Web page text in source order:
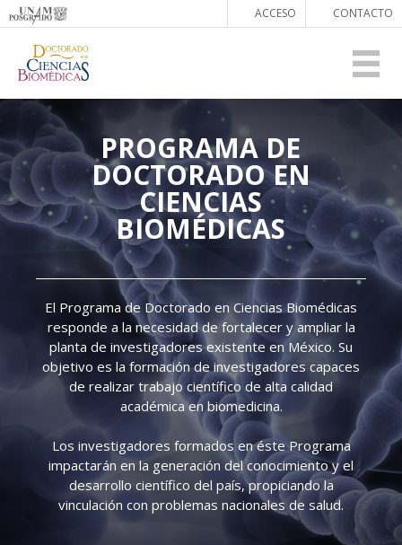
ACCESO CONTACTO
PROGRAMA DE
DOCTORADO EN
CIENCIAS
BIOMÉDICAS
El Programa de Doctorado en Ciencias Biomédicas
responde a la necesidad de fortalecer y ampliar la
planta de investigadores existente en México. Su
objetivo es la formación de investigadores capaces
de realizar trabajo científico de alta calidad
académica en biomedicina.
Los investigadores formados en éste Programa
impactarán en la generación del conocimiento y el
desarrollo científico del país, propiciando la
vinculación con problemas nacionales de salud.